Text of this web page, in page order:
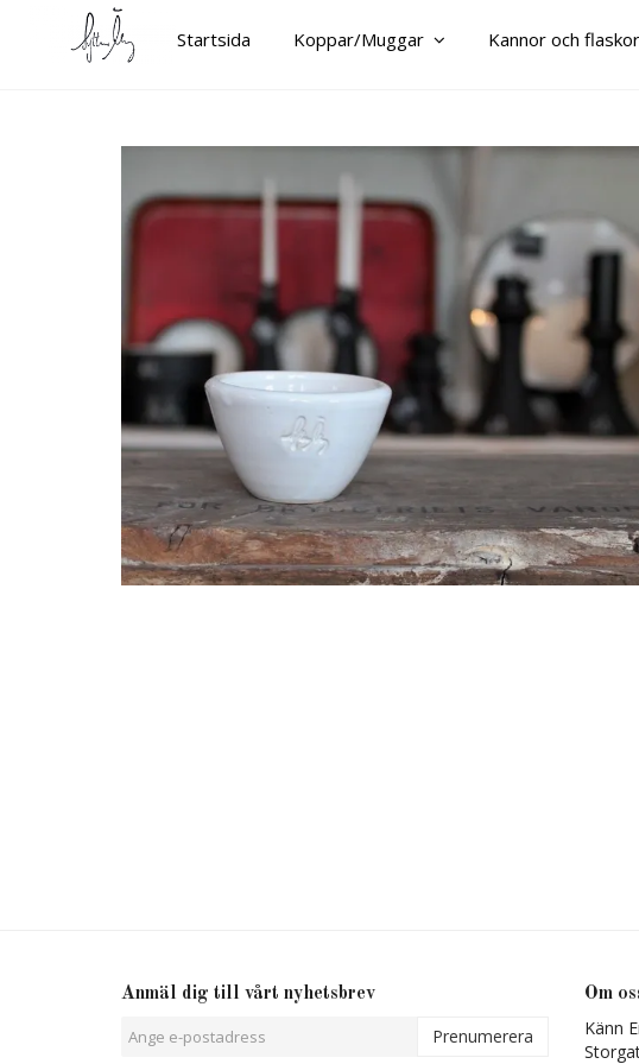
Anmäl dig till vårt nyhetsbrev
Prenumerera
Om
Känn
Startsida Koppar/Muggar Kannor och flaskor